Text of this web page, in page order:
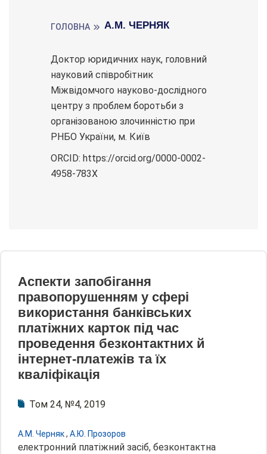
ГОЛОВНА А.М. ЧЕРНЯК
Доктор юридичних наук, головний
науковий співробітник
Міжвідомчого науково-дослідного
центру з проблем боротьби з
організованою злочинністю при
РНБО України, м. Київ
ORCID: https://orcid.org/0000-0002-
4958-783X
Аспекти запобігання
правопорушенням у сфері
використання банківських
платіжних карток під час
проведення безконтактних й
інтернет-платежів та їх
кваліфікація
Том 24, №4, 2019
А.М. Черняк, А.Ю. Прозоров
електронний платіжний засіб, безконтактна